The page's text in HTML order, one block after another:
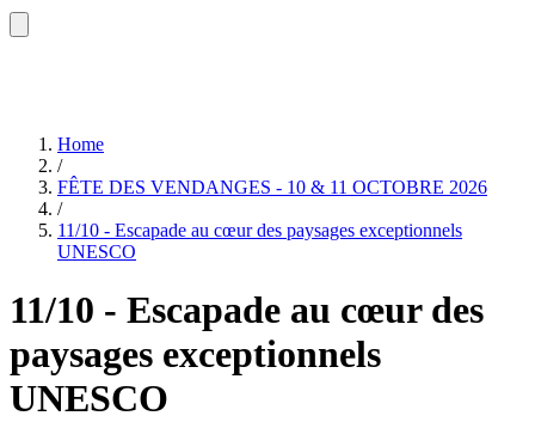
Home
/
FÊTE DES VENDANGES - 10 & 11 OCTOBRE 2026
/
11/10 - Escapade au cœur des paysages exceptionnels
UNESCO
11/10 - Escapade au cœur des
paysages exceptionnels
UNESCO